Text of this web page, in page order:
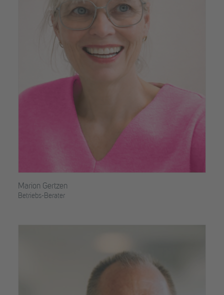
Marion Gertzen
Betriebs-Berater